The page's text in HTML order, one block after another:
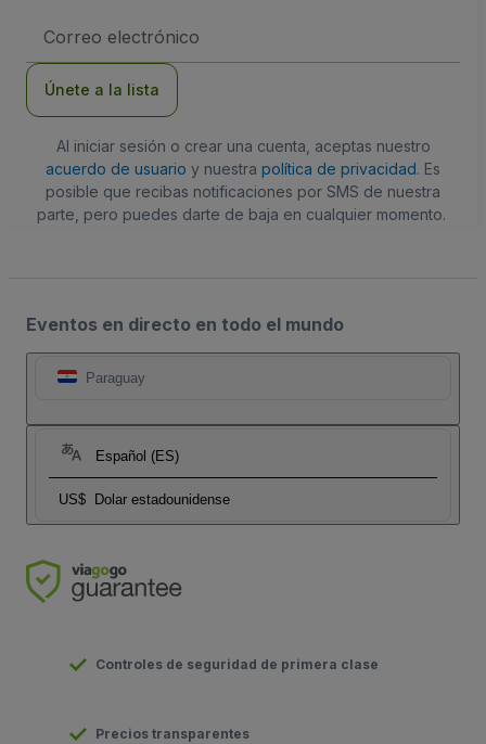
de
Únete a la lista
Al iniciar sesión o crear una cuenta, aceptas nuestro
acuerdo de usuario y nuestra política de privacidad. Es
posible que recibas notificaciones por SMS de nuestra
parte, pero puedes darte de baja en cualquier momento.
Eventos en directo en todo el mundo
Paraguay
Español (ES)
US$ Dolar estadounidense
Controles de seguridad de primera clase
Precios transparentes